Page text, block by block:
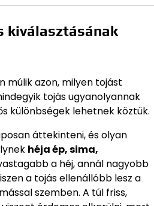
kiválasztásának
múlik azon, milyen tojást
tojás ugyanolyannak
különbségek lehetnek köztük.
áttekinteni, és olyan
héja ép, sima,
a héj, annál nagyobb
a tojás ellenállóbb lesz a
szemben. A túl friss,